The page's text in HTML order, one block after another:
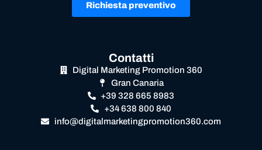
Richiesta preventivo
Contatti
Digital Marketing Promotion 360
Gran Canaria
+39 328 665 8983
+34 638 800 840
info@digitalmarketingpromotion360.com